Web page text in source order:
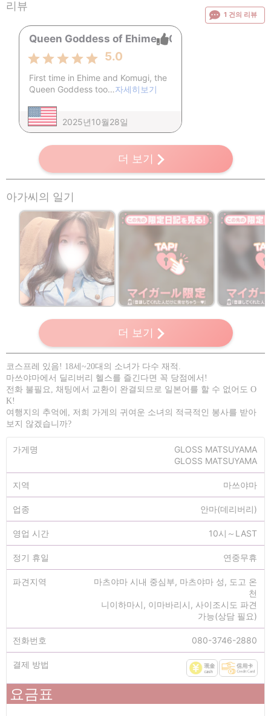
리뷰
1 건의 리뷰
Queen Goddess of Ehime 0
5.0
First time in Ehime and Komugi, the
Queen Goddess too…자세히보기
2025년10월28일
더 보기
아가씨의 일기
가능합니다！
※회원 가입
가능합니다！
더 보기
코스프레 있음! 18세~20대의 소녀가 다수 재적.
마쓰야마에서 딜리버리 헬스를 즐긴다면 꼭 당점에서!
전화 불필요, 채팅에서 교환이 완결되므로 일본어를 할 수 없어도 O
K!
여행지의 추억에, 저희 가게의 귀여운 소녀의 적극적인 봉사를 받아
보지 않겠습니까?
가게명
GLOSS MATSUYAMA
GLOSS MATSUYAMA
지역 마쓰야마
업종 안마(데리버리)
영업 시간 10시～LAST
정기 휴일 연중무휴
파견지역
마츠야마 시내 중심부, 마츠야마 성, 도고 온
천
니이하마시, 이마바리시, 사이조시도 파견
가능(상담 필요)
전화번호 080-3746-2880
결제 방법
요금표